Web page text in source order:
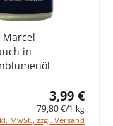
in
3,99 €
79,80 €/1 kg
MwSt., zzgl. Versand